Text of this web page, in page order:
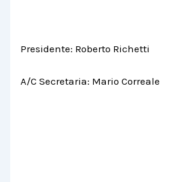
Presidente: Roberto Richetti
A/C Secretaria: Mario Correale